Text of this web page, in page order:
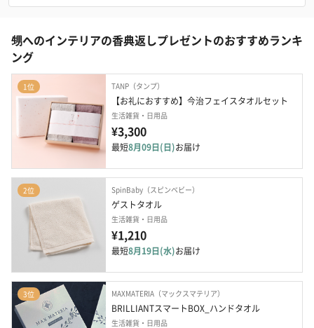
甥へのインテリアの香典返しプレゼントのおすすめランキ
ング
1位 TANP（タンプ）
【お礼におすすめ】今治フェイスタオルセット
生活雑貨・日用品
¥3,300
最短8月09日(日)お届け
2位 SpinBaby（スピンベビー）
ゲストタオル
生活雑貨・日用品
¥1,210
最短8月19日(水)お届け
3位 MAXMATERIA（マックスマテリア）
BRILLIANTスマートBOX_ハンドタオル
生活雑貨・日用品